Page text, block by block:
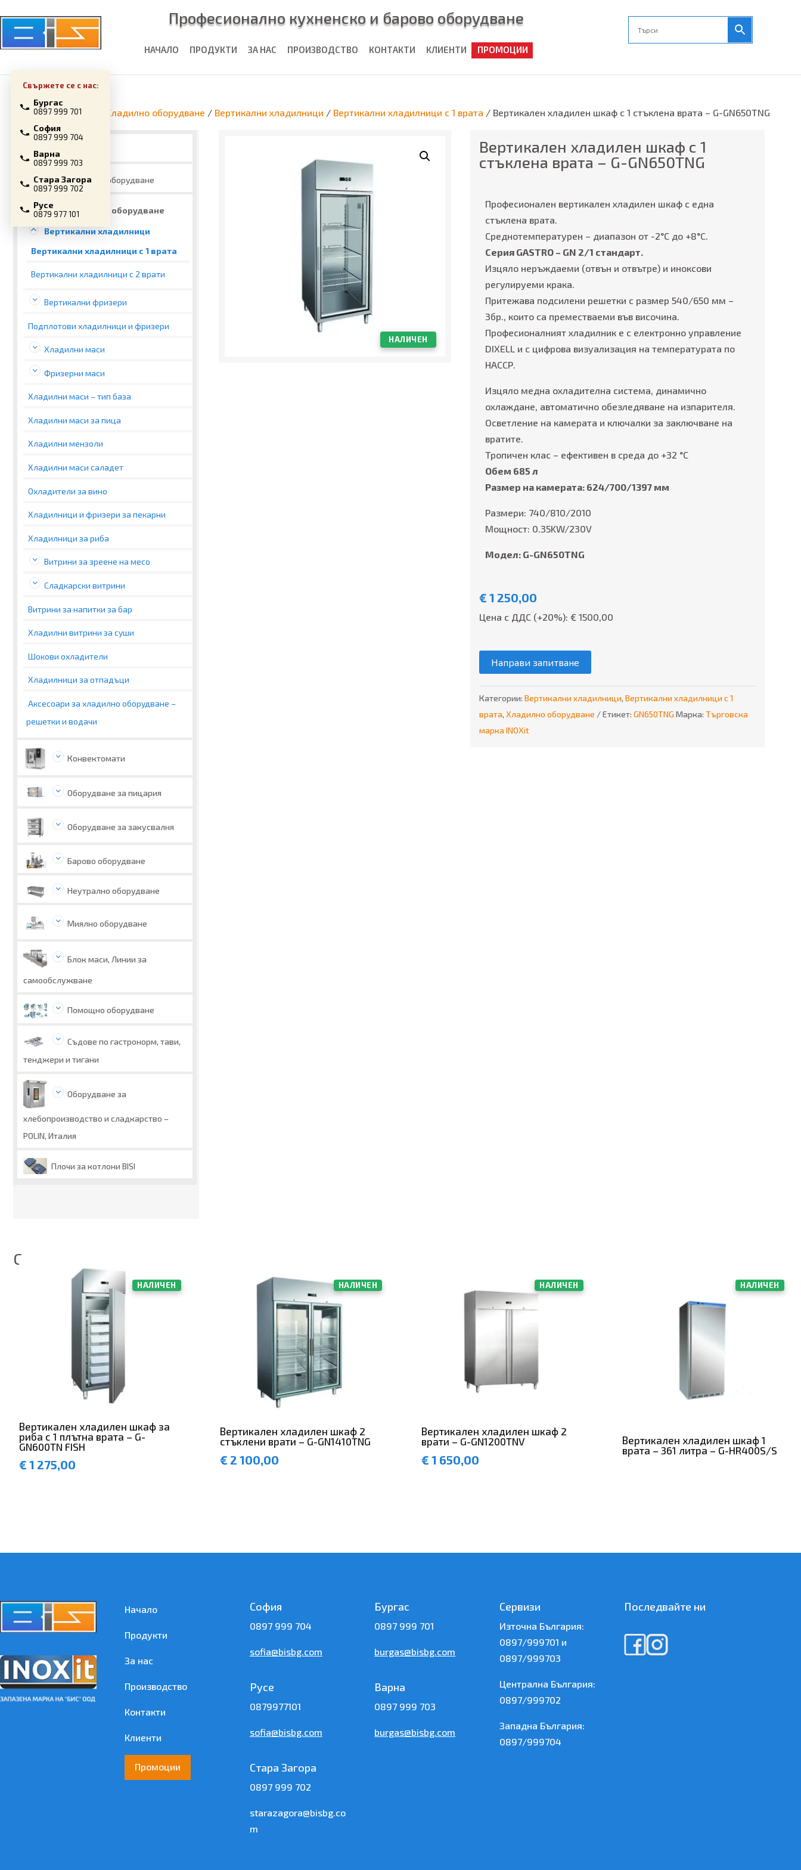
Професионално кухненско и барово оборудване
НАЧАЛО ПРОДУКТИ ЗА НАС ПРОИЗВОДСТВО КОНТАКТИ КЛИЕНТИ ПРОМОЦИИ
Начална страница Хладилно оборудване / Вертикални хладилници / Вертикални хладилници с 1 врата / Вертикален хладилен шкаф с 1 стъклена врата – G-GN650TNG
Промоции
Топлинно оборудване
Хладилно оборудване
Вертикални хладилници
Вертикални хладилници с 1 врата
Вертикални хладилници с 2 врати
Вертикални фризери
Подплотови хладилници и фризери
Хладилни маси
Фризерни маси
Хладилни маси – тип база
Хладилни маси за пица
Хладилни мензоли
Хладилни маси саладет
Охладители за вино
Хладилници и фризери за пекарни
Хладилници за риба
Витрини за зреене на месо
Сладкарски витрини
Витрини за напитки за бар
Хладилни витрини за суши
Шокови охладители
Хладилници за отпадъци
Аксесоари за хладилно оборудване –
решетки и водачи
Конвектомати
Оборудване за пицария
Оборудване за закусвалня
Барово оборудване
Неутрално оборудване
Миялно оборудване
Блок маси, Линии за
самообслужване
Помощно оборудване
Съдове по гастронорм, тави,
тенджери и тигани
Оборудване за
хлебопроизводство и сладкарство –
POLIN, Италия
Плочи за котлони BISI
НАЛИЧЕН
Вертикален хладилен шкаф с 1
стъклена врата – G-GN650TNG
Професионален вертикален хладилен шкаф с една
стъклена врата.
Среднотемпературен – диапазон от -2°C до +8°C.
Серия GASTRO – GN 2/1 стандарт.
Изцяло неръждаеми (отвън и отвътре) и иноксови
регулируеми крака.
Притежава подсилени решетки с размер 540/650 мм –
3бр., които са преместваеми във височина.
Професионалният хладилник е с електронно управление
DIXELL и с цифровa визуализация на температурата по
НАССР.
Изцяло медна охладителна система, динамично
охлаждане, автоматично обезледяване на изпарителя.
Осветление на камерата и ключалки за заключване на
вратите.
Тропичен клас – ефективен в среда до +32 °C
Обем 685 л
Размер на камерата: 624/700/1397 мм
Размери: 740/810/2010
Мощност: 0.35KW/230V
Модел: G-GN650TNG
€ 1 250,00
Цена с ДДС (+20%): € 1500,00
Направи запитване
Категории: Вертикални хладилници, Вертикални хладилници с 1
врата, Хладилно оборудване Етикет: GN650TNGМарка: Търговска
марка INOXit
Свързани продукти
НАЛИЧЕН
Вертикален хладилен шкаф за
риба с 1 плътна врата – G-
GN600TN FISH
€ 1 275,00
НАЛИЧЕН
Вертикален хладилен шкаф 2
стъклени врати – G-GN1410TNG
€ 2 100,00
НАЛИЧЕН
Вертикален хладилен шкаф 2
врати – G-GN1200TNV
€ 1 650,00
НАЛИЧЕН
Вертикален хладилен шкаф 1
врата – 361 литра – G-HR400S/S
Начало
Продукти
За нас
Производство
Контакти
Клиенти
Промоции
София
0897 999 704
sofia@bisbg.com
Русе
0879977101
sofia@bisbg.com
Стара Загора
0897 999 702
starazagora@bisbg.co
m
Бургас
0897 999 701
burgas@bisbg.com
Варна
0897 999 703
burgas@bisbg.com
Сервизи
Източна България:
0897/999701 и
0897/999703
Централна България:
0897/999702
Западна България:
0897/999704
Последвайте ни
Свържете се с нас:
Бургас
0897 999 701
София
0897 999 704
Варна
0897 999 703
Стара Загора
0897 999 702
Русе
0879 977 101